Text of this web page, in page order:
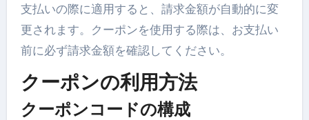
支払いの際に適用すると、請求金額が自動的に変
更されます。クーポンを使用する際は、お支払い
前に必ず請求金額を確認してください。
クーポンの利用方法
クーポンコードの構成